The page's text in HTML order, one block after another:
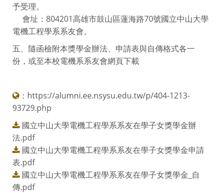
予受理。
會址：804201高雄市鼓山區蓮海路70號國立中山大學
電機工程學系系友會。
五、隨函檢附本獎學金辦法、申請表與自傳格式各一
份，或至本校電機系系友會網頁下載
： https://alumni.ee.nsysu.edu.tw/p/404-1213-
93729.php
國立中山大學電機工程學系系友在學子女獎學金辦
法.pdf
國立中山大學電機工程學系系友在學子女獎學金申請
表.pdf
國立中山大學電機工程學系系友在學子女獎學金_自
傳.pdf